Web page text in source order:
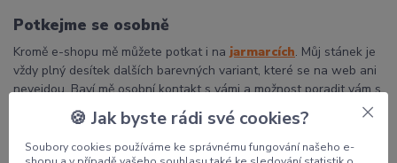
Potkejme se osobně
Kromě e-shopu mě můžete potkat i na jarmarcích. Můj stánek je
vždy plný desítek dalších barevných variant, které se na web ani
nevejdou. Baví mě osobní kontakt s vámi a možnost poradit vám s
výběrem přímo na místě.
Děkuji, že podporujete poctivou českou tvorbu a dáváte mým
výrobkům domov.
🍪 Jak byste rádi své cookies?
Soubory cookies používáme ke správnému fungování našeho e-